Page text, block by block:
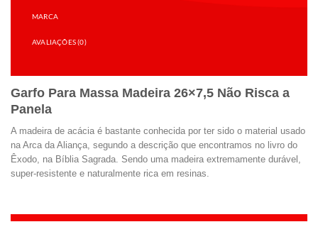
MARCA
AVALIAÇÕES (0)
Garfo Para Massa Madeira 26×7,5 Não Risca a
Panela
A madeira de acácia é bastante conhecida por ter sido o material usado
na Arca da Aliança, segundo a descrição que encontramos no livro do
Êxodo, na Bíblia Sagrada. Sendo uma madeira extremamente durável,
super-resistente e naturalmente rica em resinas.